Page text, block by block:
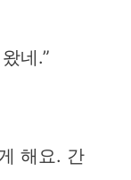
네.”
해요. 간